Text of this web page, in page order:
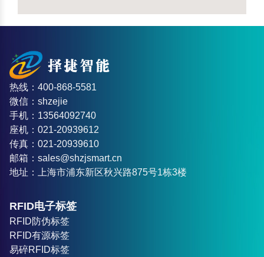
热线：400-868-5581
微信：shzejie
手机：13564092740
座机：021-20939612
传真：021-20939610
邮箱：sales@shzjsmart.cn
地址：上海市浦东新区秋兴路875号1栋3楼
RFID电子标签
RFID防伪标签
RFID有源标签
易碎RFID标签